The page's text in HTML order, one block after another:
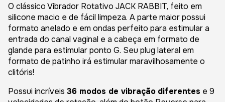
O clássico Vibrador Rotativo JACK RABBIT, feito em
silicone macio e de fácil limpeza. A parte maior possui
formato anelado e em ondas perfeito para estimular a
entrada do canal vaginal e a cabeça em formato de
glande para estimular ponto G. Seu plug lateral em
formato de patinho irá estimular maravilhosamente o
clitóris!
Possui incríveis 36 modos de vibração diferentes e 9